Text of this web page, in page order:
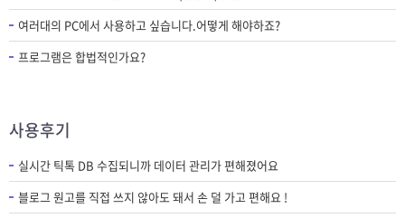
여러대의 PC에서 사용하고 싶습니다.어떻게 해야하죠?
프로그램은 합법적인가요?
사용후기
실시간 틱톡 DB 수집되니까 데이터 관리가 편해졌어요
블로그 원고를 직접 쓰지 않아도 돼서 손 덜 가고 편해요 !